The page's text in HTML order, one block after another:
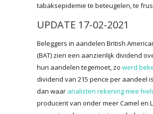
tabaksepidemie te beteugelen, te
UPDATE 17-02-2021
Beleggers in aandelen British
(BAT) zien een aanzienlijk dividend
hun aandelen tegemoet, zo werd
dividend van 215 pence per aandeel
dan waar analisten rekening mee
producent van onder meer Camel en